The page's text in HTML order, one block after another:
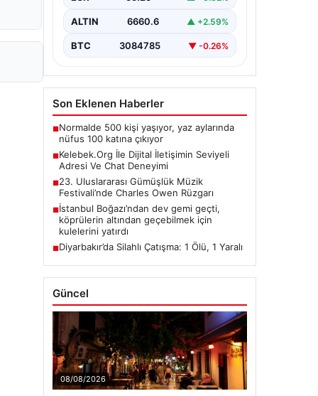
ALTIN 6660.6 ▲ +2.59%
BTC 3084785 ▼ -0.26%
Son Eklenen Haberler
■Normalde 500 kişi yaşıyor, yaz aylarında
nüfus 100 katına çıkıyor
■Kelebek.Org İle Dijital İletişimin Seviyeli
Adresi Ve Chat Deneyimi
■23. Uluslararası Gümüşlük Müzik
Festivali’nde Charles Owen Rüzgarı
■İstanbul Boğazı’ndan dev gemi geçti,
köprülerin altından geçebilmek için
kulelerini yatırdı
■Diyarbakır’da Silahlı Çatışma: 1 Ölü, 1 Yaralı
Güncel
08/08/2026